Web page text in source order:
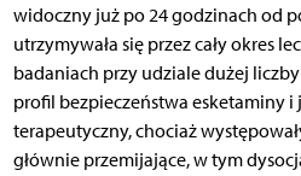
widoczny już po 24 godzinach od
utrzymywała się przez cały okres
badaniach przy udziale dużej
profil bezpieczeństwa esketaminy i
terapeutyczny, chociaż
głównie przemijające, w tym